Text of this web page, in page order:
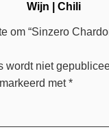
Wijn |Chili
om “Sinzero
wordt niet
met*